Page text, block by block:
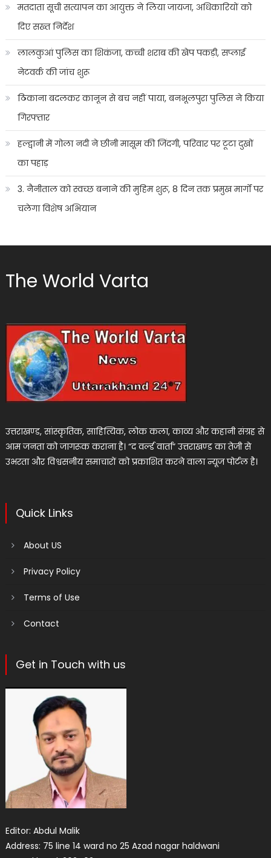
मतदाता सूची सत्यापन का आयुक्त ने लिया जायजा, अधिकारियों को
दिए सख्त निर्देश
लालकुआं पुलिस का शिकंजा, कच्ची शराब की खेप पकड़ी, सप्लाई
नेटवर्क की जांच शुरू
ठिकाना बदलकर कानून से बच नहीं पाया, बनभूलपुरा पुलिस ने किया
गिरफ्तार
हल्द्वानी में गोला नदी ने छीनी मासूम की जिंदगी, परिवार पर टूटा दुखों
का पहाड़
3. नैनीताल को स्वच्छ बनाने की मुहिम शुरू, 8 दिन तक प्रमुख मार्गों पर
चलेगा विशेष अभियान
The World Varta
उत्तराखण्ड, सांस्कृतिक, साहित्यिक, लोक कला, काव्य और कहानी संग्रह से
आम जनता को जागरूक कराना है। “द वर्ल्ड वार्ता” उत्तराखण्ड का तेजी से
उभरता और विश्वसनीय समाचारों को प्रकाशित करने वाला न्यूज पोर्टल है।
Quick Links
About US
Privacy Policy
Terms of Use
Contact
Get in Touch with us
Editor: Abdul Malik
Address: 75 line 14 ward no 25 Azad nagar haldwani